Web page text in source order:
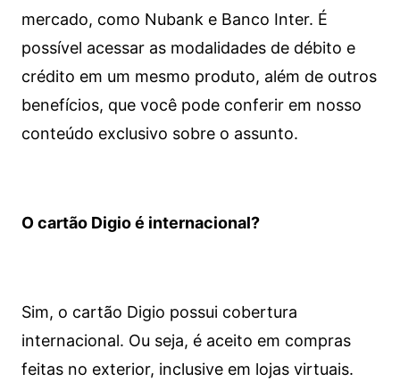
mercado, como Nubank e Banco Inter. É
possível acessar as modalidades de débito e
crédito em um mesmo produto, além de outros
benefícios, que você pode conferir em nosso
conteúdo exclusivo sobre o assunto.
O cartão Digio é internacional?
Sim, o cartão Digio possui cobertura
internacional. Ou seja, é aceito em compras
feitas no exterior, inclusive em lojas virtuais.